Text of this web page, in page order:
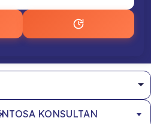
KONSULTAN